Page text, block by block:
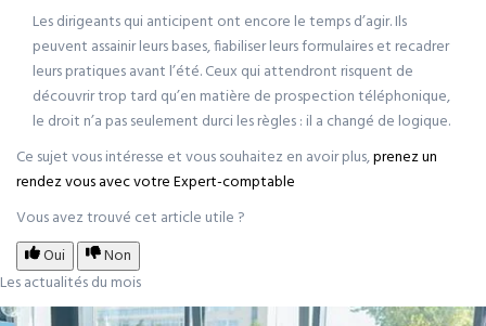
Les dirigeants qui anticipent ont encore le temps d’agir. Ils
peuvent assainir leurs bases, fiabiliser leurs formulaires et recadrer
leurs pratiques avant l’été. Ceux qui attendront risquent de
découvrir trop tard qu’en matière de prospection téléphonique,
le droit n’a pas seulement durci les règles : il a changé de logique.
Ce sujet vous intéresse et vous souhaitez en avoir plus,prenez un
rendez vous avec votre Expert-comptable
Vous avez trouvé cet article utile ?
Oui
Non
Les actualités du mois